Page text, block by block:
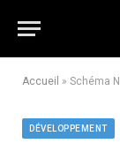
Accueil » Schéma
DÉVELOPPEMENT